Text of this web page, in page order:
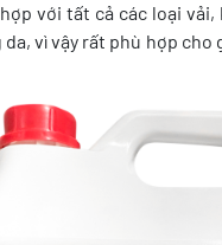
với tất cả các loại vải,
vì vậy rất phù hợp